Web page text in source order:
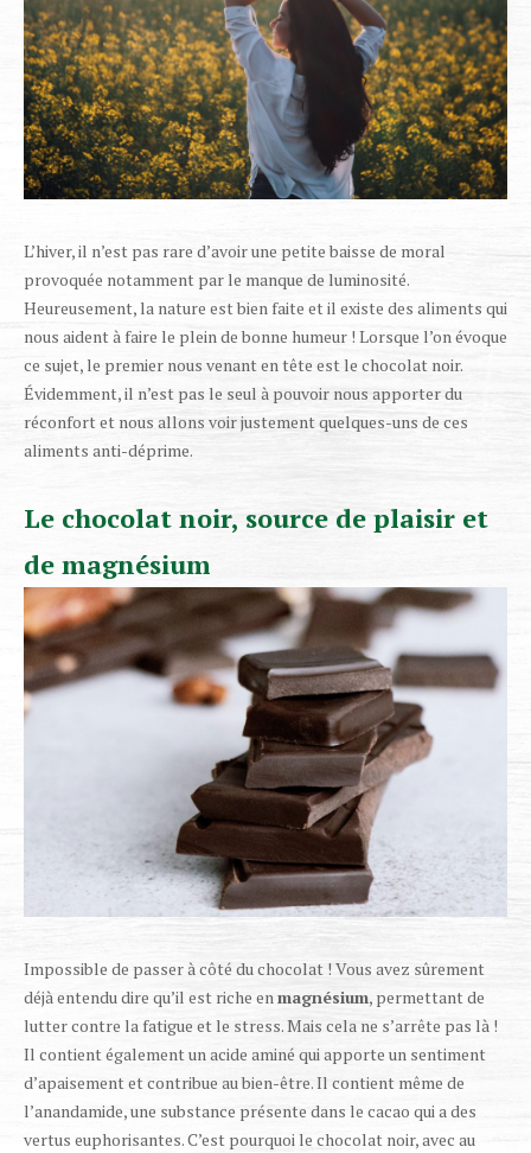
L’hiver, il n’est pas rare d’avoir une petite baisse de moral
provoquée notamment par le manque de luminosité.
Heureusement, la nature est bien faite et il existe des aliments qui
nous aident à faire le plein de bonne humeur ! Lorsque l’on évoque
ce sujet, le premier nous venant en tête est le chocolat noir.
Évidemment, il n’est pas le seul à pouvoir nous apporter du
réconfort et nous allons voir justement quelques-uns de ces
aliments anti-déprime.
Le chocolat noir, source de plaisir et
de magnésium
Impossible de passer à côté du chocolat ! Vous avez sûrement
déjà entendu dire qu’il est riche enmagnésium, permettant de
lutter contre la fatigue et le stress. Mais cela ne s’arrête pas là !
Il contient également un acide aminé qui apporte un sentiment
d’apaisement et contribue au bien-être. Il contient même de
l’anandamide, une substance présente dans le cacao qui a des
vertus euphorisantes. C’est pourquoi le chocolat noir, avec au